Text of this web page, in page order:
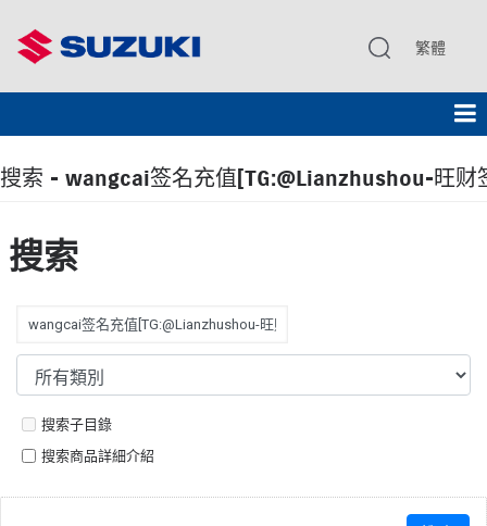
繁體
搜索 - wangcai签名充值[TG:@Lianzhushou-旺财
搜索
搜索子目錄
搜索商品詳細介紹